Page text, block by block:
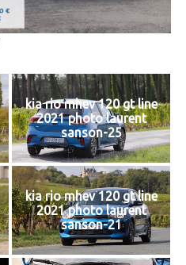
kia rio mhev 120 gt line
2021 photo laurent
sanson-25
kia rio mhev 120 gt line
2021 photo laurent
sanson-21